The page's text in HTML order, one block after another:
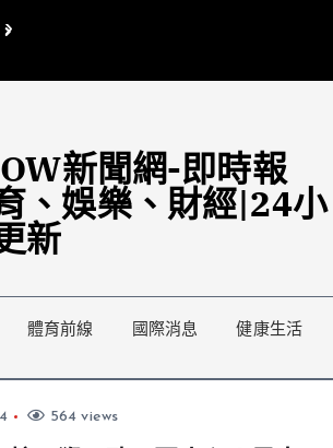
委會1295萬媒宣費惹議 梁文傑回「只能靠嘴巴」
新聞網-即時報
、娛樂、財經|24小
新
體育前線 國際消息 健康生活
564 views